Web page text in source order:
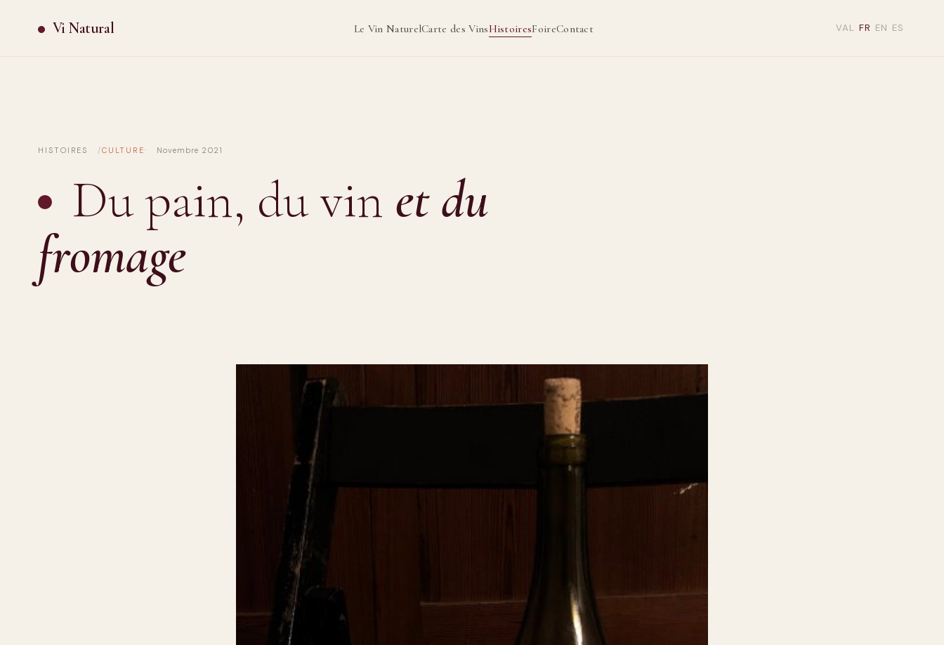
Vi Natural Le Vin NaturelCarte des VinsHistoiresFoireContact VAL FR EN ES
HISTOIRES CULTURE Novembre 2021
Du pain, du vin et du
fromage